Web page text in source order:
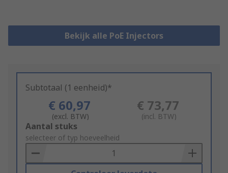
Bekijk alle PoE Injectors
Subtotaal (1 eenheid)*
€ 60,97
(excl. BTW)
€ 73,77
(incl. BTW)
Add
to
Basket
Aantal stuks
selecteer of typ hoeveelheid